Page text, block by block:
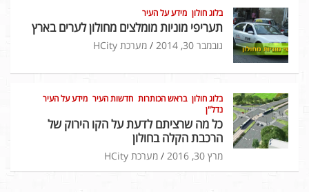
בלוג חולון מידע על העיר
תעריפי מוניות מומלצים מחולון לערים בארץ
נובמבר 30, 2014 מערכת HCity
בלוג חולון בראש הכותרות חדשות העיר מידע על העיר
נדל"ן
כל מה שרציתם לדעת על הקו הירוק של
הרכבת הקלה בחולון
מרץ 30, 2016 מערכת HCity